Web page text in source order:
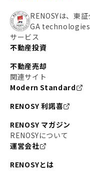
RENOSYは、東
GA technologies
サービス
不動産投資
不動産売却
関連サイト
Modern Standard
RENOSY 利諾喜
RENOSY マガジン
RENOSYについて
運営会社
RENOSYとは